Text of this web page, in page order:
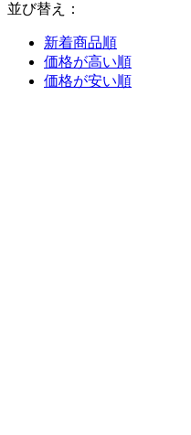
並び替え：
新着商品順
価格が高い順
価格が安い順